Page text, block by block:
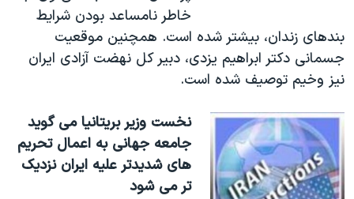
خاطر نامساعد بودن شرايط
بندهای زندان، بيشتر شده است. همچنين موقعيت
جسمانی دكتر ابراهيم يزدی، دبير كل نهضت آزادی ايران
نيز وخيم توصيف شده است.
نخست وزير بريتانيا می گويد
جامعه جهانی به اعمال تحريم
های شديدتر عليه ايران نزديک
تر می شود